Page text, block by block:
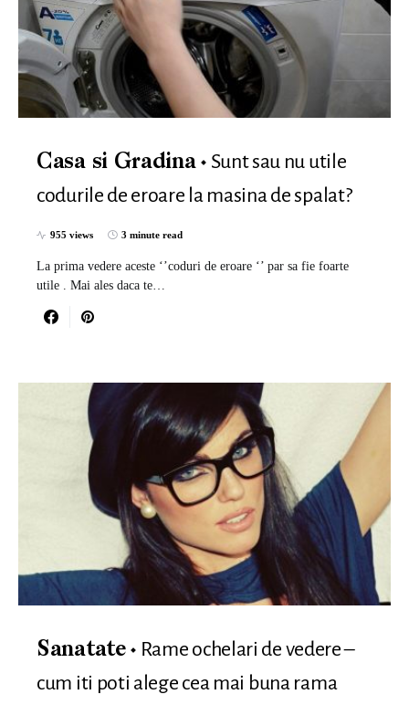
Casa si Gradina
Sunt sau nu utile
codurile de eroare la masina de spalat?
955 views 3 minute read
La prima vedere aceste ‘’coduri de eroare ‘’ par sa fie foarte
utile . Mai ales daca te…
Sanatate
Rame ochelari de vedere –
cum iti poti alege cea mai buna rama